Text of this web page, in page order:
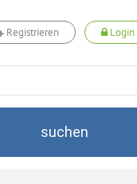
Registrieren Login
suchen